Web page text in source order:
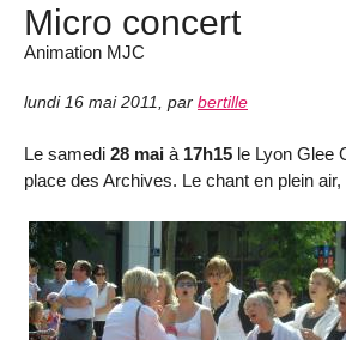
Micro concert
Animation MJC
lundi 16 mai 2011 par bertille
Le samedi 28 mai à 17h15 le Lyon Glee
place des Archives. Le chant en plein air,